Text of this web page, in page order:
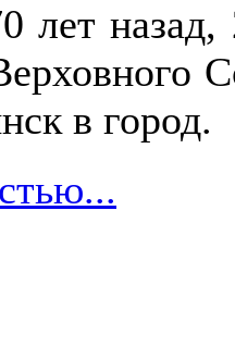
лет
в город.